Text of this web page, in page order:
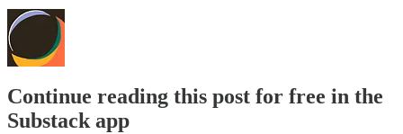
Continue reading this post for free in the
Substack app